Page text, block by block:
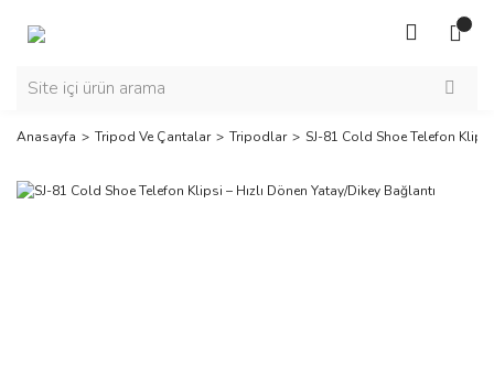
Anasayfa Tripod Ve Çantalar Tripodlar SJ-81 Cold Shoe Telefon